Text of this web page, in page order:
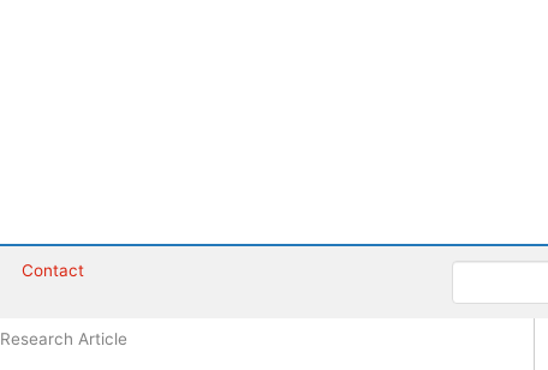
Contact
Research Article